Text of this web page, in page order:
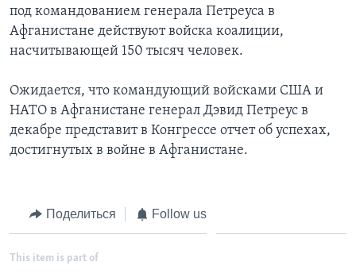
под командованием генерала Петреуса в
Афганистане действуют войска коалиции,
насчитывающей 150 тысяч человек.
Ожидается, что командующий войсками США и
НАТО в Афганистане генерал Дэвид Петреус в
декабре представит в Конгрессе отчет об успехах,
достигнутых в войне в Афганистане.
Поделиться Follow us
This item is part of